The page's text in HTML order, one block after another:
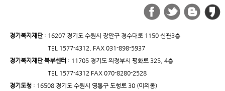
경기복지재단: 16207 경기도 수원시 장안구 경수대로 1150 신관3층
TEL 1577-4312, FAX 031-898-5937
경기복지재단 북부센터 : 11705 경기도 의정부시 평화로 325, 4층
TEL 1577-4312 FAX 070-8280-2528
경기도청: 16508 경기도 수원시 영통구 도청로 30 (이의동)